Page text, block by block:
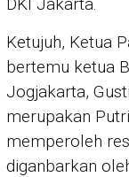
Ketujuh, Ketua
bertemu ketua
Jogjakarta,
merupakan
memperoleh
diganbarkan